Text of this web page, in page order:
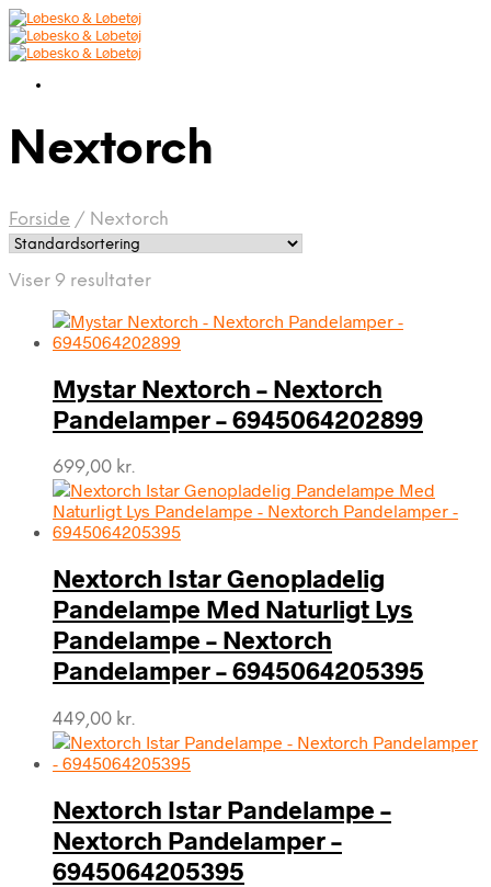
Nextorch
Forside / Nextorch
Viser 9 resultater
Mystar Nextorch – Nextorch
Pandelamper – 6945064202899
699,00 kr.
Nextorch Istar Genopladelig
Pandelampe Med Naturligt Lys
Pandelampe – Nextorch
Pandelamper – 6945064205395
449,00 kr.
Nextorch Istar Pandelampe –
Nextorch Pandelamper –
6945064205395